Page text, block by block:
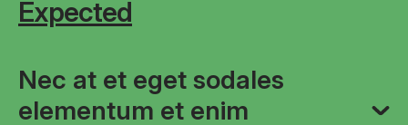
Expected
Nec at et eget sodales
elementum et enim